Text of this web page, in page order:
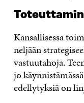
Kansallisessa
neljään
vastuutahoja.
jo
edellytyksiä on